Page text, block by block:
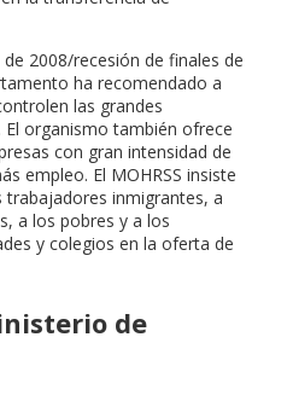
2008/recesión de finales de
ha recomendado a
las grandes
organismo también ofrece
con gran intensidad de
empleo. El MOHRSS insiste
inmigrantes, a
a los pobres y a los
y colegios en la oferta de
de